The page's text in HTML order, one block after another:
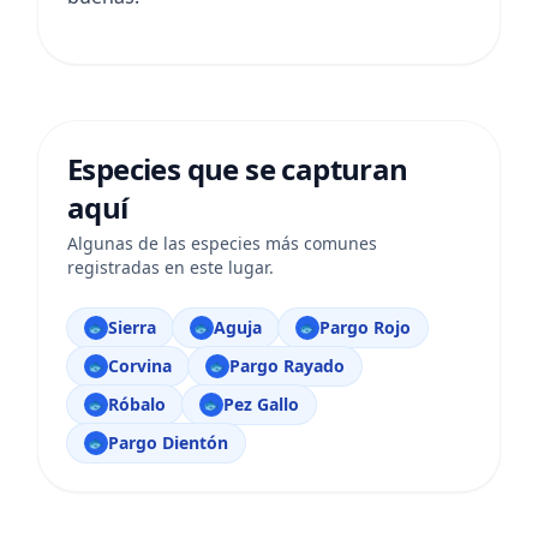
Especies que se capturan
aquí
Algunas de las especies más comunes
registradas en este lugar.
🐟 Sierra 🐟 Aguja 🐟 Pargo Rojo
🐟 Corvina 🐟 Pargo Rayado
🐟 Róbalo 🐟 Pez Gallo
🐟 Pargo Dientón